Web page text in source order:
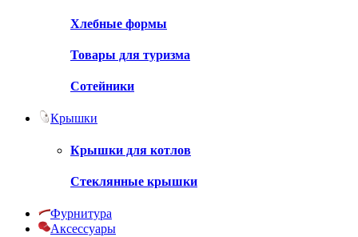
Хлебные формы
Товары для туризма
Сотейники
Крышки
Крышки для котлов
Стеклянные крышки
Фурнитура
Аксессуары